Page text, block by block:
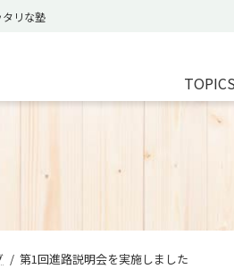
リな塾
TOPICS
第1回進路説明会を実施しました